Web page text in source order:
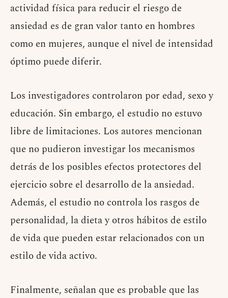
actividad física para reducir el riesgo de
ansiedad es de gran valor tanto en hombres
como en mujeres, aunque el nivel de intensidad
óptimo puede diferir.
Los investigadores controlaron por edad, sexo y
educación. Sin embargo, el estudio no estuvo
libre de limitaciones. Los autores mencionan
que no pudieron investigar los mecanismos
detrás de los posibles efectos protectores del
ejercicio sobre el desarrollo de la ansiedad.
Además, el estudio no controla los rasgos de
personalidad, la dieta y otros hábitos de estilo
de vida que pueden estar relacionados con un
estilo de vida activo.
Finalmente, señalan que es probable que las